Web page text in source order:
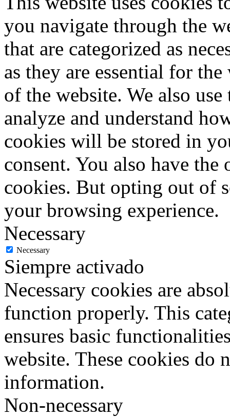
you navigate through the
that are categorized as
as they are essential for
of the website. We also
analyze and understand
cookies will be stored in
consent. You also have
cookies. But opting out of
your browsing experience.
Necessary
Necessary
Siempre activado
Necessary cookies are
function properly. This
ensures basic
website. These cookies do
information.
Non-necessary